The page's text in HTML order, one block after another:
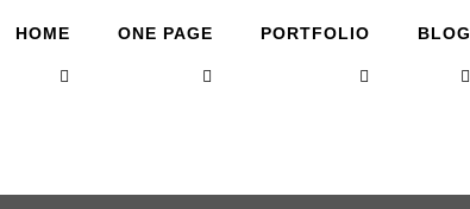
HOME ONE PAGE PORTFOLIO BLOG